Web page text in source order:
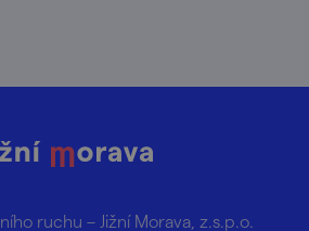
ruchu – Jižní Morava, z.s.p.o.